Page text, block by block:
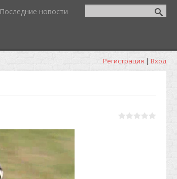
Последние новости
Регистрация | Вход